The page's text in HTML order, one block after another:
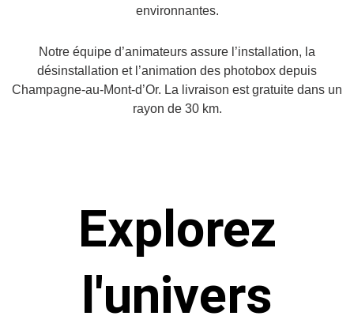
environnantes.
Notre équipe d’animateurs assure l’installation, la
désinstallation et l’animation des photobox depuis
Champagne-au-Mont-d’Or. La livraison est gratuite dans un
rayon de 30 km.
Explorez
l'univers